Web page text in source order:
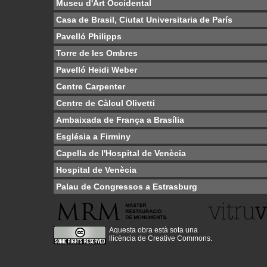
Museu d'Art Occidental
Casa de Brasil, Ciutat Universitaria de París
Pavelló Philipps
Torre de les Ombres
Pavelló Heidi Weber
Centre Carpenter
Centre de Càlcul Olivetti
Ambaixada de França a Brasília
Església a Firminy
Capella de l'Hospital de Venècia
Hospital de Venècia
Palau de Congressos a Estrasburg
Aquesta obra està sota una
llicència de Creative Commons.